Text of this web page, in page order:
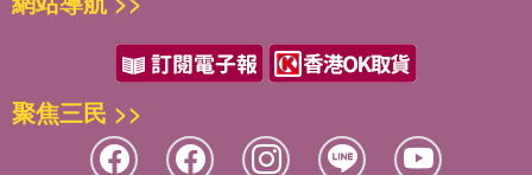
聚焦三民 >>